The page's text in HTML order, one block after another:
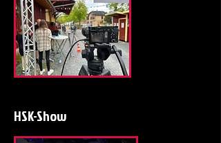
HSK-Show